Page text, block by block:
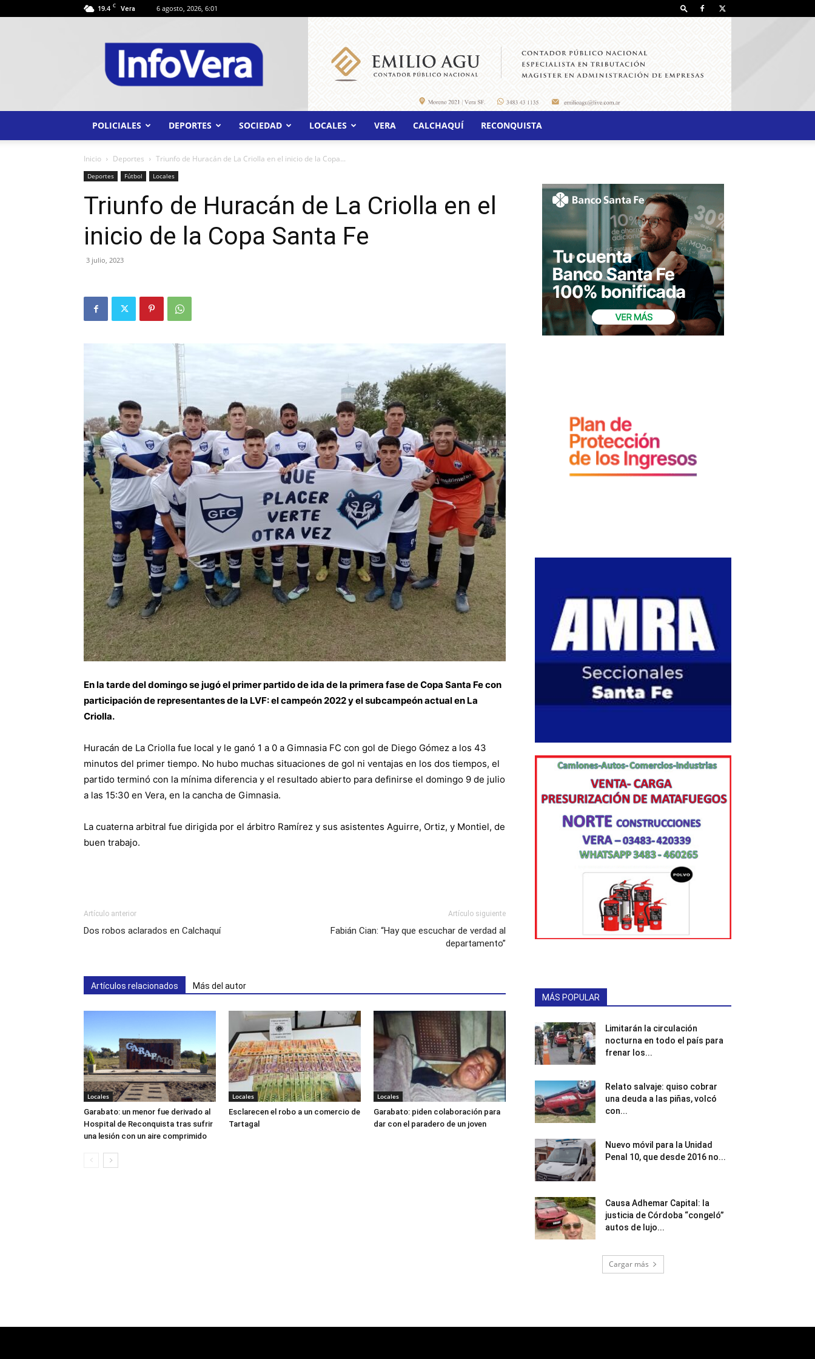
19.4 C Vera 6 agosto, 2026, 6:01
INFO
VERA
POLICIALES DEPORTES SOCIEDAD LOCALES VERA CALCHAQUÍ RECONQUISTA
Inicio Deportes Triunfo de Huracán de La Criolla en el inicio de la Copa...
Deportes Fútbol Locales
Triunfo de Huracán de La Criolla en el
inicio de la Copa Santa Fe
3 julio, 2023
En la tarde del domingo se jugó el primer partido de ida de la primera fase de Copa Santa Fe con
participación de representantes de la LVF: el campeón 2022 y el subcampeón actual en La
Criolla.
Huracán de La Criolla fue local y le ganó 1 a 0 a Gimnasia FC con gol de Diego Gómez a los 43
minutos del primer tiempo. No hubo muchas situaciones de gol ni ventajas en los dos tiempos, el
partido terminó con la mínima diferencia y el resultado abierto para definirse el domingo 9 de julio
a las 15:30 en Vera, en la cancha de Gimnasia.
La cuaterna arbitral fue dirigida por el árbitro Ramírez y sus asistentes Aguirre, Ortiz, y Montiel, de
buen trabajo.
Artículo anterior
Dos robos aclarados en Calchaquí
Artículo siguiente
Fabián Cian: “Hay que escuchar de verdad al
departamento”
Artículos relacionados Más del autor
Locales
Garabato: un menor fue derivado al
Hospital de Reconquista tras sufrir
una lesión con un aire comprimido
Locales
Esclarecen el robo a un comercio de
Tartagal
Locales
Garabato: piden colaboración para
dar con el paradero de un joven
MÁS POPULAR
Limitarán la circulación
nocturna en todo el país para
frenar los...
Relato salvaje: quiso cobrar
una deuda a las piñas, volcó
con...
Nuevo móvil para la Unidad
Penal 10, que desde 2016 no...
Causa Adhemar Capital: la
justicia de Córdoba “congeló”
autos de lujo...
Cargar más